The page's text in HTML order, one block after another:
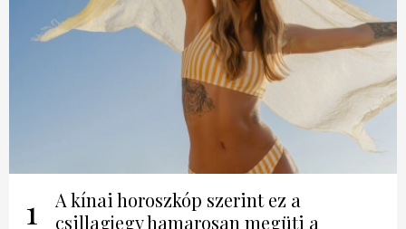
1
A kínai horoszkóp szerint ez a
csillagjegy hamarosan megüti a